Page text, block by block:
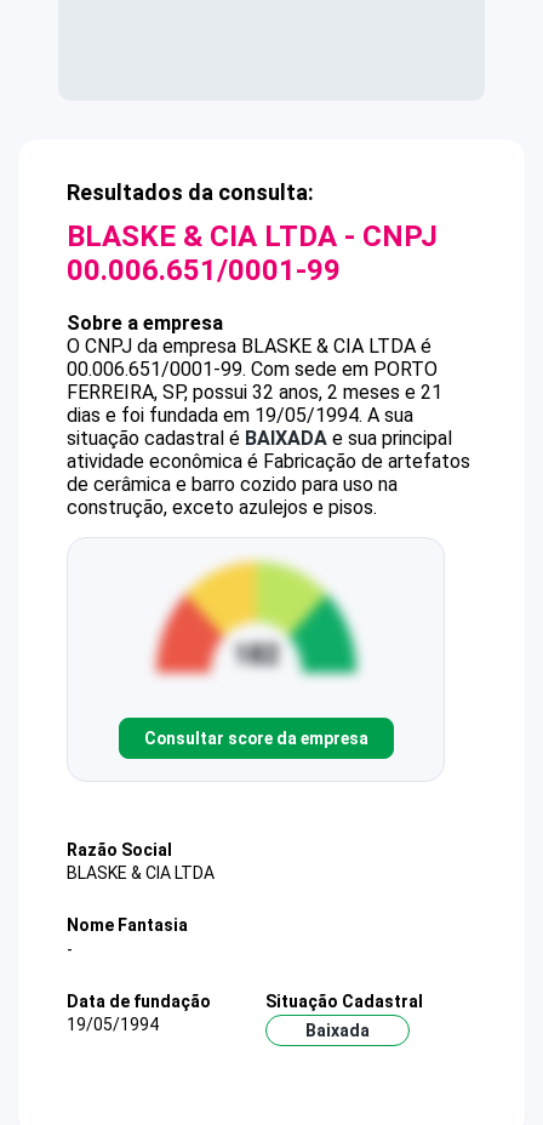
Resultados da consulta:
BLASKE & CIA LTDA - CNPJ
00.006.651/0001-99
Sobre a empresa
O CNPJ da empresa BLASKE & CIA LTDA é
00.006.651/0001-99. Com sede em PORTO
FERREIRA, SP, possui 32 anos, 2 meses e 21
dias e foi fundada em 19/05/1994. A sua
situação cadastral é BAIXADA e sua principal
atividade econômica é Fabricação de artefatos
de cerâmica e barro cozido para uso na
construção, exceto azulejos e pisos.
Consultar score da empresa
Razão Social
BLASKE & CIA LTDA
Nome Fantasia
-
Data de fundação
19/05/1994
Situação Cadastral
Baixada